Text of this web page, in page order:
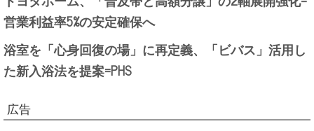
営業利益率5%の安定確保へ
浴室を「心身回復の場」に再定義、「ビバス」活用し
た新入浴法を提案=PHS
広告